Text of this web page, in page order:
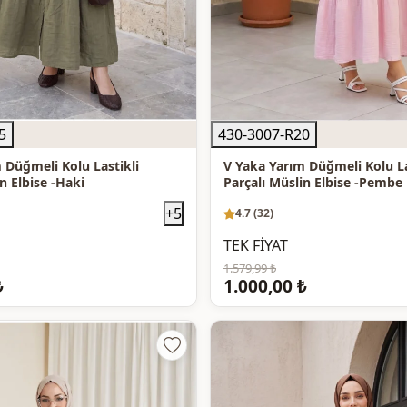
Düğmeli Kolu Lastikli
Elbise -Haki
+5
430-3007-R20
V Yaka Yarım Düğmeli Kolu
Parçalı Müslin Elbise -Pembe
4.7 (32)
TEK FİYAT
1.579,99 ₺
1.000,00 ₺